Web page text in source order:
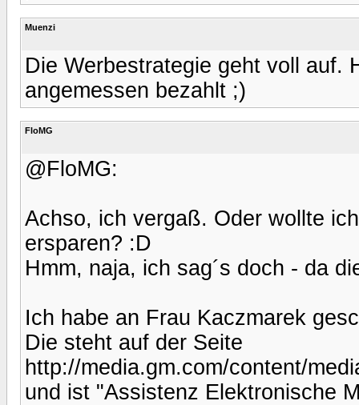
Muenzi
Die Werbestrategie geht voll auf.
angemessen bezahlt ;)
FloMG
@FloMG:
Achso, ich vergaß. Oder wollte
ersparen? :D
Hmm, naja, ich sag´s doch - da
Ich habe an Frau Kaczmarek
Die steht auf der Seite
http://media.gm.com/content/
und ist "Assistenz Elektronische